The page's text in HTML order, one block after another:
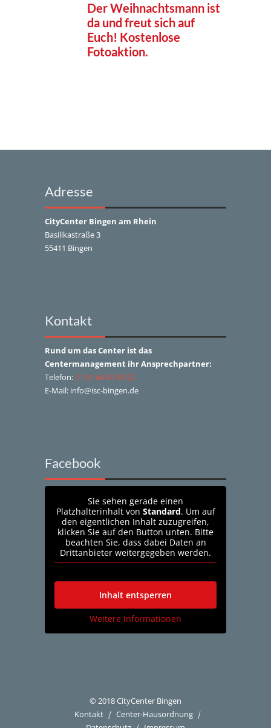
Der Weihnachtsmann ist
da und freut sich auf
Euch! Kostenlose
Fotoaktion.
Adresse
CityCenter Bingen am Rhein
Basilikastraße 3
55411 Bingen
Kontakt
Rund um das Center ist das
Centermanagement ihr Ansprechpartner:
Telefon:0 151 64 80 99 22
E-Mail: info@isc-bingen.de
Facebook
Sie sehen gerade einen
Platzhalterinhalt von Standard. Um auf
den eigentlichen Inhalt zuzugreifen,
klicken Sie auf den Button unten. Bitte
beachten Sie, dass dabei Daten an
Drittanbieter weitergegeben werden.
Inhalt entsperren
Weitere Informationen
© 2018 CityCenter Bingen
Kontakt
Center-Hausordnung